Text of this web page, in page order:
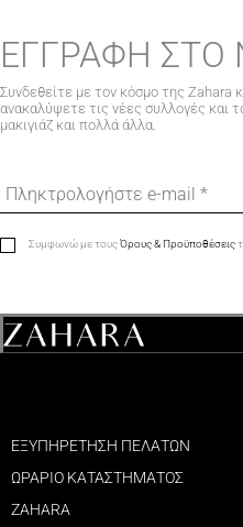
ΕΓΓΡΑΦΗ ΣΤΟ
Συνδεθείτε με τον κόσμο της Zahara
ανακαλύψετε τις νέες συλλογές και
μακιγιάζ και πολλά άλλα.
Συμφωνώ με τουςΌρους & Προϋποθέσεις
ΕΞΥΠΗΡΕΤΗΣΗ ΠΕΛΑΤΩΝ
ΩΡΑΡΙΟ ΚΑΤΑΣΤΗΜΑΤΟΣ
ZAHARA